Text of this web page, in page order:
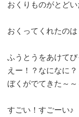
おくりものがとどい
おくってくれたの
ふうとうをあけてび
えー！？なになに？
ぼくがでてきた～～
すごい！すごーい♪